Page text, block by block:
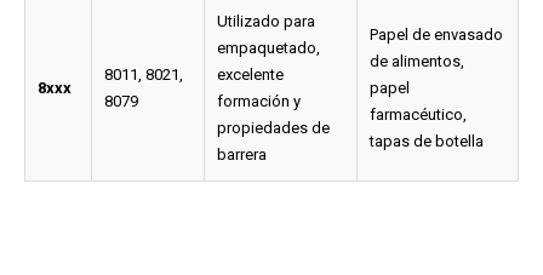
8xxx
8011, 8021,
8079
Utilizado para
empaquetado,
excelente
formación y
propiedades de
barrera
Papel de envasado
de alimentos,
papel
farmacéutico,
tapas de botella